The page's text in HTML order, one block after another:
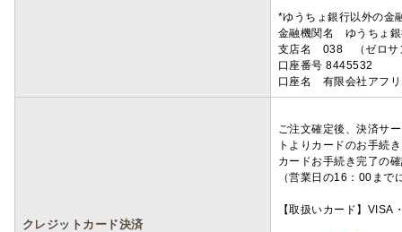
*ゆうちょ銀行以外の金
金融機関名 ゆうちょ
支店名 038 （ゼロサ
口座番号 8445532
口座名 有限会社アフ
クレジットカード決済
ご注文確定後、決済サ
トよりカードのお手続
カードお手続き完了の
（営業日の16：00ま
【取扱いカード】